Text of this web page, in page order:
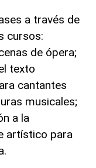
a través de
cursos:
de ópera;
texto
cantantes
musicales;
a la
artístico para